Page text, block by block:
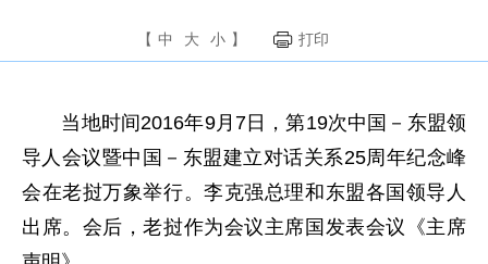
【 中 大 小 】 打印
当地时间2016年9月7日，第19次中国－东盟领
导人会议暨中国－东盟建立对话关系25周年纪念峰
会在老挝万象举行。李克强总理和东盟各国领导人
出席。会后，老挝作为会议主席国发表会议《主席